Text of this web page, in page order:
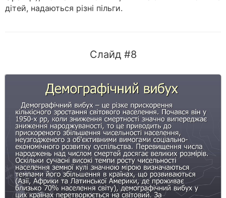
дітей, надаються різні пільги.
Слайд #8